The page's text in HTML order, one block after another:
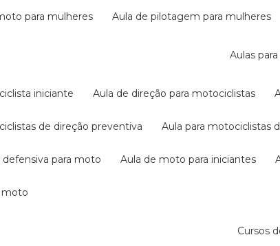
para mulheres aula de pilotagem para mulheres
aulas
iniciante aula de direção para motociclistas
de direção preventiva aula para motociclistas
defensiva para moto aula de moto para iniciantes
moto
cursos